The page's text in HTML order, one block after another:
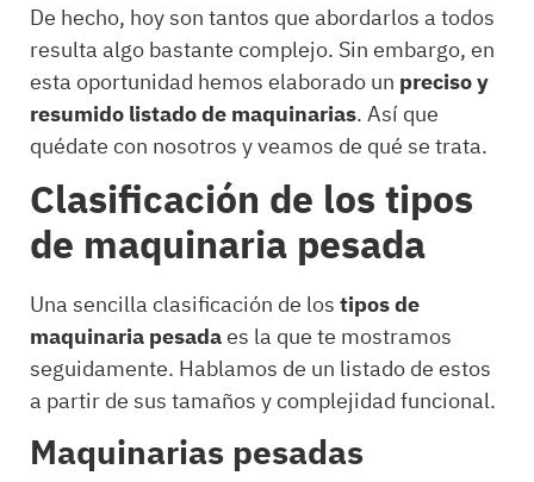
De hecho, hoy son tantos que abordarlos a todos
resulta algo bastante complejo. Sin embargo, en
esta oportunidad hemos elaborado un preciso y
resumido listado de maquinarias. Así que
quédate con nosotros y veamos de qué se trata.
Clasificación de los tipos
de maquinaria pesada
Una sencilla clasificación de lostipos de
maquinaria pesadaes la que te mostramos
seguidamente. Hablamos de un listado de estos
a partir de sus tamaños y complejidad funcional.
Maquinarias pesadas